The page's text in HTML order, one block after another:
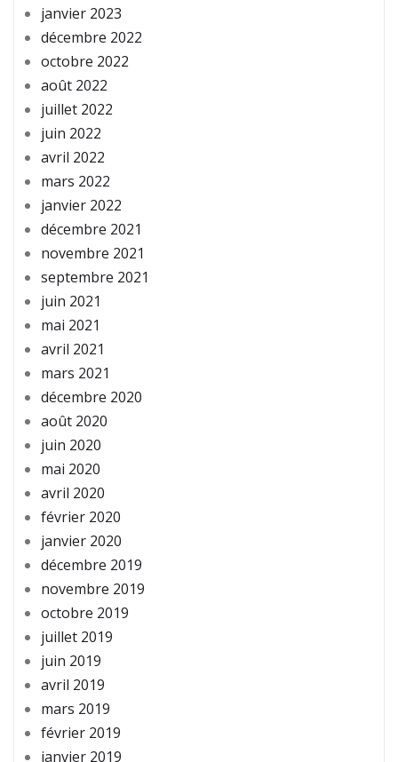
janvier 2023
décembre 2022
octobre 2022
août 2022
juillet 2022
juin 2022
avril 2022
mars 2022
janvier 2022
décembre 2021
novembre 2021
septembre 2021
juin 2021
mai 2021
avril 2021
mars 2021
décembre 2020
août 2020
juin 2020
mai 2020
avril 2020
février 2020
janvier 2020
décembre 2019
novembre 2019
octobre 2019
juillet 2019
juin 2019
avril 2019
mars 2019
février 2019
janvier 2019